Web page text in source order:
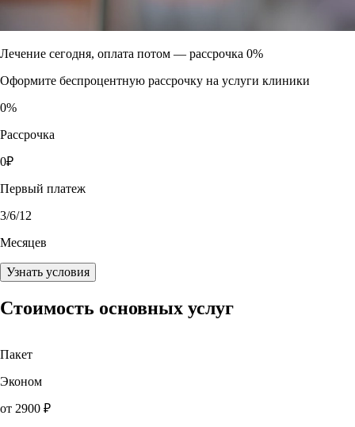
Лечение сегодня, оплата потом — рассрочка 0%
Оформите беспроцентную рассрочку на услуги клиники
0%
Рассрочка
0₽
Первый платеж
3/6/12
Месяцев
Узнать условия
Стоимость основных услуг
Пакет
Эконом
от 2900 ₽